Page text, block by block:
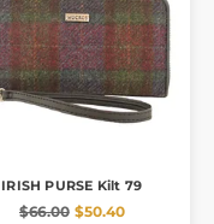
IRISH PURSE Kilt 79
$66.00 $50.40